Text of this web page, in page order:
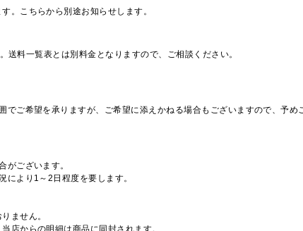
。こちらから別途お知らせします。
料一覧表とは別料金となりますので、ご相談ください。
でご希望を承りますが、ご希望に添えかねる場合もございますので、予め
がございます。
により1～2日程度を要します。
ません。
店からの明細は商品に同封されます。